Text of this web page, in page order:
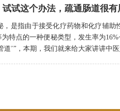
试这个办法，疏通肠道很有
，是指由于接受化疗药物和化疗辅助
特点的一种便秘类型，发生率为
’”，本期，我们就来给大家讲讲中医